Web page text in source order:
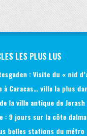
LES PLUS LUS